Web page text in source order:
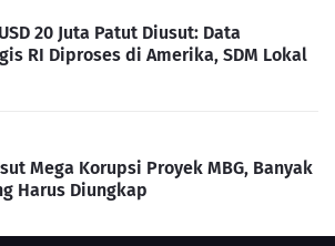
20 Juta Patut Diusut: Data
RI Diproses di Amerika, SDM Lokal
Mega Korupsi Proyek MBG, Banyak
Harus Diungkap